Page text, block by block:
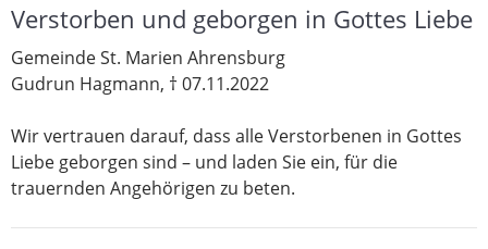
Verstorben und geborgen in Gottes Liebe
Gemeinde St. Marien Ahrensburg
Gudrun Hagmann, † 07.11.2022
Wir vertrauen darauf, dass alle Verstorbenen in Gottes
Liebe geborgen sind – und laden Sie ein, für die
trauernden Angehörigen zu beten.